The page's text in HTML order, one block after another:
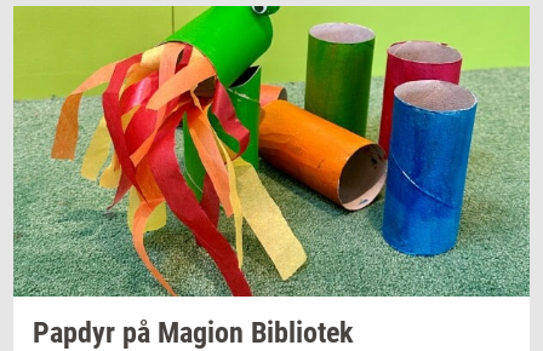
Pap­dyr på Magion Bi­bli­o­tek